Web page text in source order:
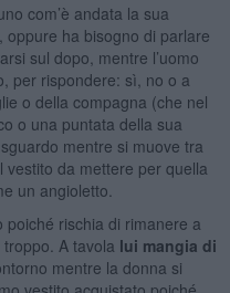
com’è andata la sua
oppure ha bisogno di parlare
sul dopo, mentre l’uomo
per rispondere: sì, no o a
o della compagna (che nel
o una puntata della sua
mentre si muove tra
da mettere per quella
un angioletto.
rischia di rimanere a
A tavola lui mangia di
mentre la donna si